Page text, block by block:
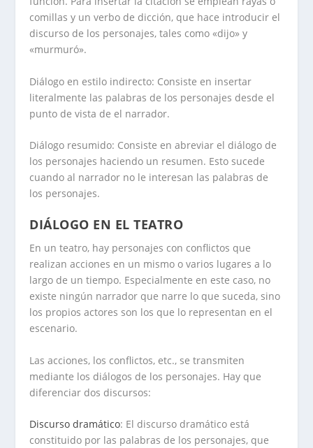
comillas y un verbo de dicción, que hace introducir el
discurso de los personajes, tales como «dijo» y
«murmuró».
Diálogo en estilo indirecto: Consiste en insertar
literalmente las palabras de los personajes desde el
punto de vista de el narrador.
Diálogo resumido: Consiste en abreviar el diálogo de
los personajes haciendo un resumen. Esto sucede
cuando al narrador no le interesan las palabras de
los personajes.
DIÁLOGO EN EL TEATRO
En un teatro, hay personajes con conflictos que
realizan acciones en un mismo o varios lugares a lo
largo de un tiempo. Especialmente en este caso, no
existe ningún narrador que narre lo que suceda, sino
los propios actores son los que lo representan en el
escenario.
Las acciones, los conflictos, etc., se transmiten
mediante los diálogos de los personajes. Hay que
diferenciar dos discursos:
Discurso dramático: El discurso dramático está
constituido por las palabras de los personajes, que